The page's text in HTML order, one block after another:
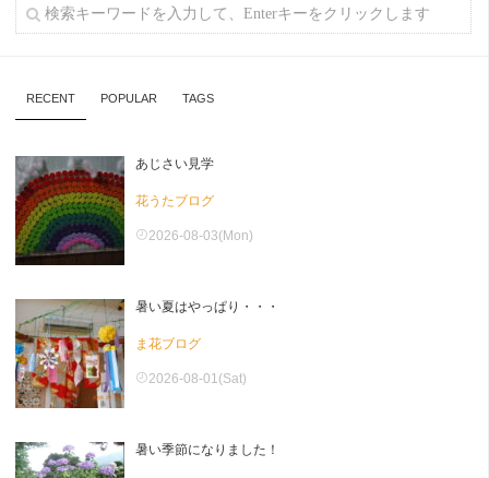
RECENT POPULAR TAGS
あじさい見学
花うたブログ
2026-08-03(Mon)
暑い夏はやっぱり・・・
ま花ブログ
2026-08-01(Sat)
暑い季節になりました！